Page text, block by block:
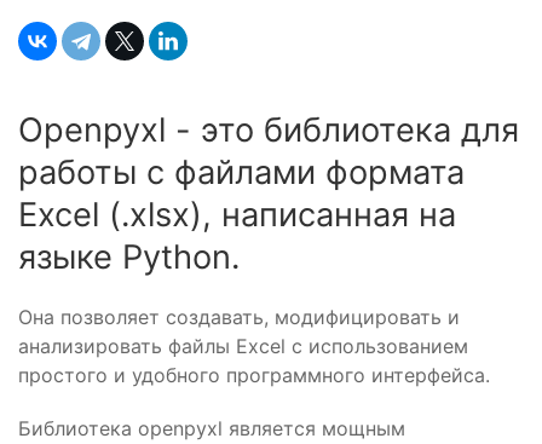
Openpyxl - это библиотека для
работы с файлами формата
Excel (.xlsx), написанная на
языке Python.
Она позволяет создавать, модифицировать и
анализировать файлы Excel с использованием
простого и удобного программного интерфейса.
Библиотека openpyxl является мощным